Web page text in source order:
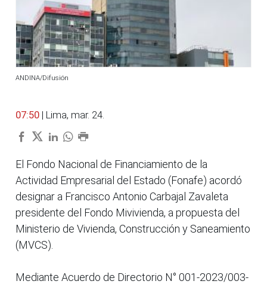
ANDINA/Difusión
07:50 | Lima, mar. 24.
El Fondo Nacional de Financiamiento de la
Actividad Empresarial del Estado (Fonafe) acordó
designar a Francisco Antonio Carbajal Zavaleta
presidente del Fondo Mivivienda, a propuesta del
Ministerio de Vivienda, Construcción y Saneamiento
(MVCS).
Mediante Acuerdo de Directorio N° 001-2023/003-